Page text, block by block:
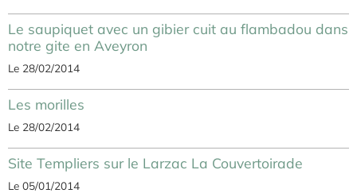
Le saupiquet avec un gibier cuit au flambadou dans
notre gite en Aveyron
Le 28/02/2014
Les morilles
Le 28/02/2014
Site Templiers sur le Larzac La Couvertoirade
Le 05/01/2014